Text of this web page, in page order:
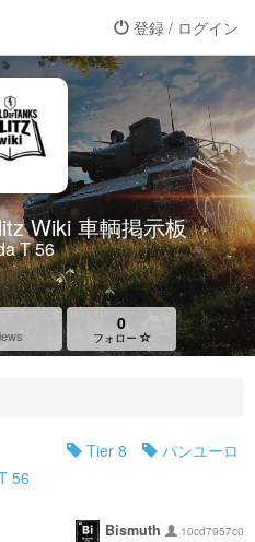
登録 / ログイン
Wiki 車輌掲示板
T 56
0
フォロー
Tier 8
パンユーロ
56
Bismuth
10cd7957c0